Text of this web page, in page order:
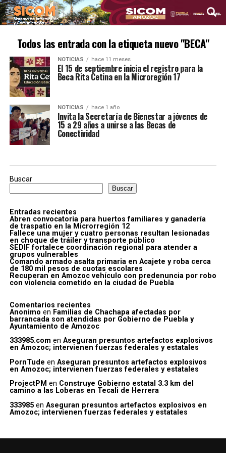
Todos las entrada con la etiqueta nuevo "BECA"
NOTICIAS hace 11 meses
El 15 de septiembre inicia el registro para la
Beca Rita Cetina en la Microregión 17
NOTICIAS hace 1 año
Invita la Secretaría de Bienestar a jóvenes de
15 a 29 años a unirse a las Becas de
Conectividad
Buscar
Buscar
Entradas recientes
Abren convocatoria para huertos familiares y ganadería
de traspatio en la Microrregión 12
Fallece una mujer y cuatro personas resultan lesionadas
en choque de tráiler y transporte público
SEDIF fortalece coordinación regional para atender a
grupos vulnerables
Comando armado asalta primaria en Acajete y roba cerca
de 180 mil pesos de cuotas escolares
Recuperan en Amozoc vehículo con predenuncia por robo
con violencia cometido en la ciudad de Puebla
Comentarios recientes
Anonimo en Familias de Chachapa afectadas por
barrancada son atendidas por Gobierno de Puebla y
Ayuntamiento de Amozoc
333985.com en Aseguran presuntos artefactos explosivos
en Amozoc; intervienen fuerzas federales y estatales
PornTude en Aseguran presuntos artefactos explosivos
en Amozoc; intervienen fuerzas federales y estatales
ProjectPM en Construye Gobierno estatal 3.3 km del
camino a las Loberas en Tecali de Herrera
333985en Aseguran presuntos artefactos explosivos en
Amozoc; intervienen fuerzas federales y estatales